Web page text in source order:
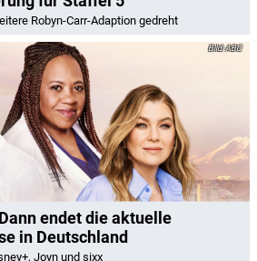
Robyn-Carr-Adaption gedreht
ABC
endet die aktuelle
in Deutschland
Joyn und sixx